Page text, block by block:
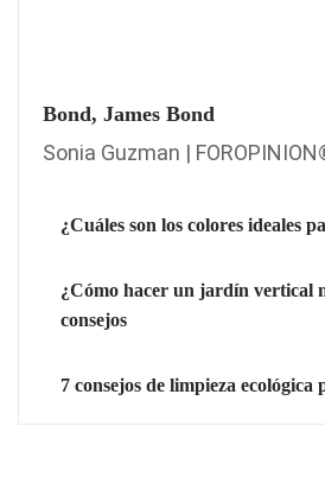
Bond, James Bond
Sonia Guzman |
¿Cuáles son los colores ideales
¿Cómo hacer un jardín vertical
consejos
7 consejos de limpieza